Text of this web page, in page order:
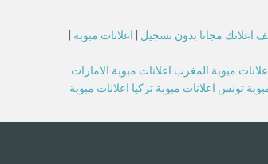
اعلانك مجانا بدون تسجيل اعلانات مبوبة
مبوبة المغرب اعلانات مبوبة الامارات
تونس اعلانات مبوبة تركيا اعلانات مبوبة